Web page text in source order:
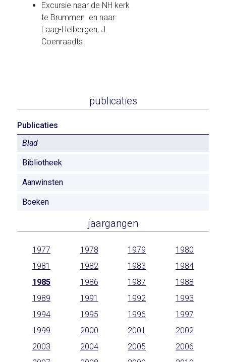
Excursie naar de NH kerk
te Brummen en naar
Laag-Helbergen, J.
Coenraadts
publicaties
Publicaties
Blad
Bibliotheek
Aanwinsten
Boeken
jaargangen
1977 1978 1979
1980
1981
1982 1983
1984
1985
1986 1987
1988
1989
1991 1992
1993
1994
1995 1996
1997
1999
2000 2001
2002
2003
2004 2005
2006